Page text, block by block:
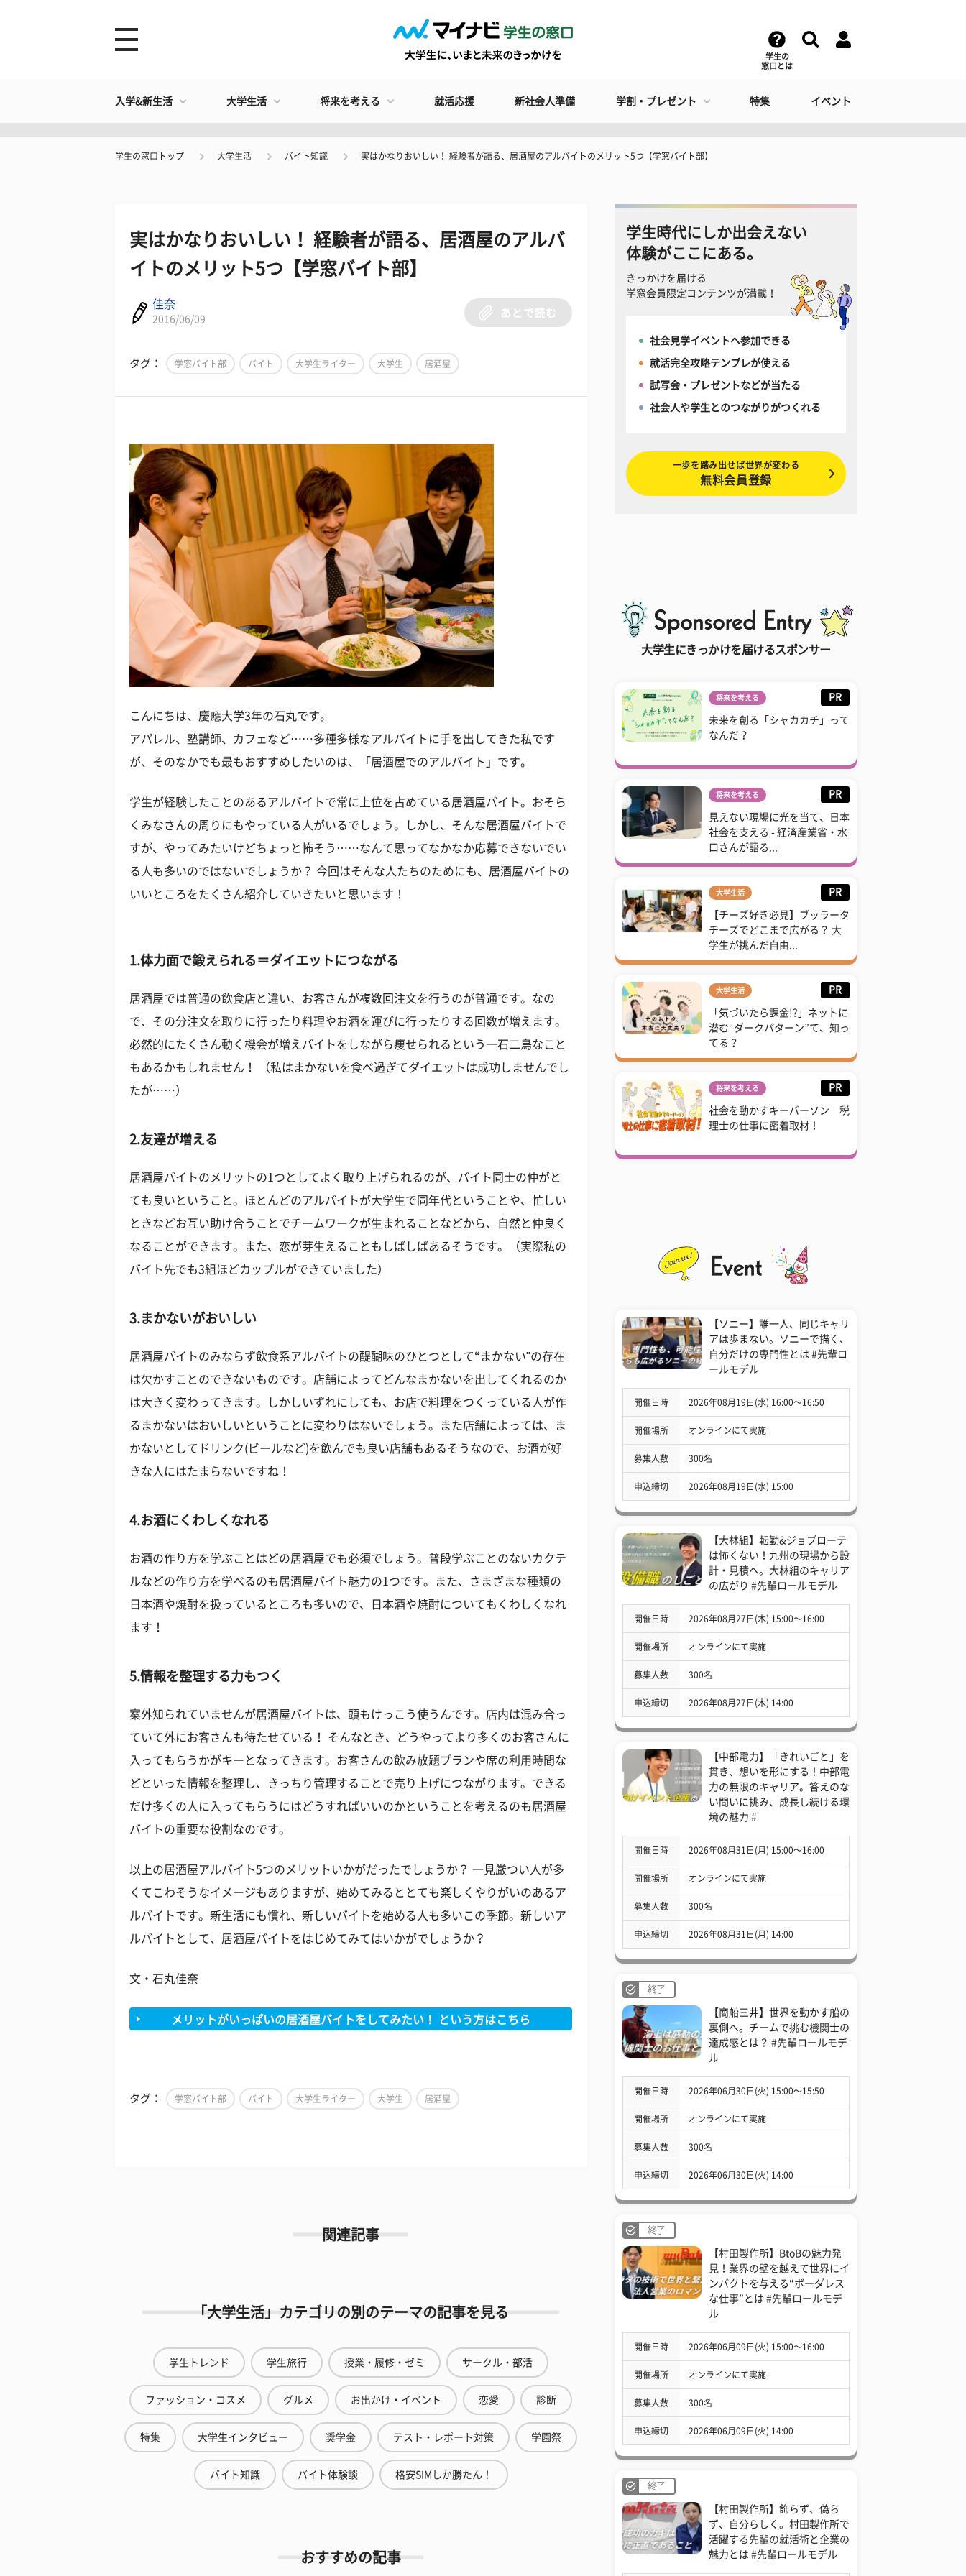
学生の
窓口とは
入学&新生活 大学生活 将来を考える 就活応援 新社会人準備 学割・プレゼント 特集 イベント
学生の窓口トップ 大学生活 バイト知識 実はかなりおいしい！ 経験者が語る、居酒屋のアルバイトのメリット5つ【学窓バイト部】
実はかなりおいしい！ 経験者が語る、居酒屋のアルバ
イトのメリット5つ【学窓バイト部】
佳奈
2016/06/09
あとで読む
タグ： 学窓バイト部 バイト 大学生ライター 大学生 居酒屋
こんにちは、慶應大学3年の石丸です。
アパレル、塾講師、カフェなど……多種多様なアルバイトに手を出してきた私です
が、そのなかでも最もおすすめしたいのは、「居酒屋でのアルバイト」です。
学生が経験したことのあるアルバイトで常に上位を占めている居酒屋バイト。おそら
くみなさんの周りにもやっている人がいるでしょう。しかし、そんな居酒屋バイトで
すが、やってみたいけどちょっと怖そう……なんて思ってなかなか応募できないでい
る人も多いのではないでしょうか？ 今回はそんな人たちのためにも、居酒屋バイトの
いいところをたくさん紹介していきたいと思います！
1.体力面で鍛えられる＝ダイエットにつながる
居酒屋では普通の飲食店と違い、お客さんが複数回注文を行うのが普通です。なの
で、その分注文を取りに行ったり料理やお酒を運びに行ったりする回数が増えます。
必然的にたくさん動く機会が増えバイトをしながら痩せられるという一石二鳥なこと
もあるかもしれません！ （私はまかないを食べ過ぎてダイエットは成功しませんでし
たが……）
2.友達が増える
居酒屋バイトのメリットの1つとしてよく取り上げられるのが、バイト同士の仲がと
ても良いということ。ほとんどのアルバイトが大学生で同年代ということや、忙しい
ときなどお互い助け合うことでチームワークが生まれることなどから、自然と仲良く
なることができます。また、恋が芽生えることもしばしばあるそうです。（実際私の
バイト先でも3組ほどカップルができていました）
3.まかないがおいしい
居酒屋バイトのみならず飲食系アルバイトの醍醐味のひとつとして“まかない"の存在
は欠かすことのできないものです。店舗によってどんなまかないを出してくれるのか
は大きく変わってきます。しかしいずれにしても、お店で料理をつくっている人が作
るまかないはおいしいということに変わりはないでしょう。また店舗によっては、ま
かないとしてドリンク(ビールなど)を飲んでも良い店舗もあるそうなので、お酒が好
きな人にはたまらないですね！
4.お酒にくわしくなれる
お酒の作り方を学ぶことはどの居酒屋でも必須でしょう。普段学ぶことのないカクテ
ルなどの作り方を学べるのも居酒屋バイト魅力の1つです。また、さまざまな種類の
日本酒や焼酎を扱っているところも多いので、日本酒や焼酎についてもくわしくなれ
ます！
5.情報を整理する力もつく
案外知られていませんが居酒屋バイトは、頭もけっこう使うんです。店内は混み合っ
ていて外にお客さんも待たせている！ そんなとき、どうやってより多くのお客さんに
入ってもらうかがキーとなってきます。お客さんの飲み放題プランや席の利用時間な
どといった情報を整理し、きっちり管理することで売り上げにつながります。できる
だけ多くの人に入ってもらうにはどうすればいいのかということを考えるのも居酒屋
バイトの重要な役割なのです。
以上の居酒屋アルバイト5つのメリットいかがだったでしょうか？ 一見厳つい人が多
くてこわそうなイメージもありますが、始めてみるととても楽しくやりがいのあるア
ルバイトです。新生活にも慣れ、新しいバイトを始める人も多いこの季節。新しいア
ルバイトとして、居酒屋バイトをはじめてみてはいかがでしょうか？
文・石丸佳奈
メリットがいっぱいの居酒屋バイトをしてみたい！ という方はこちら
タグ： 学窓バイト部 バイト 大学生ライター 大学生 居酒屋
関連記事
「大学生活」カテゴリの別のテーマの記事を見る
学生トレンド 学生旅行 授業・履修・ゼミ サークル・部活
ファッション・コスメ グルメ お出かけ・イベント 恋愛 診断
特集 大学生インタビュー 奨学金 テスト・レポート対策 学園祭
バイト知識 バイト体験談 格安SIMしか勝たん！
おすすめの記事
学生時代にしか出会えない
体験がここにある。
きっかけを届ける
学窓会員限定コンテンツが満載！
社会見学イベントへ参加できる
就活完全攻略テンプレが使える
試写会・プレゼントなどが当たる
社会人や学生とのつながりがつくれる
一歩を踏み出せば世界が変わる
無料会員登録
大学生にきっかけを届けるスポンサー
将来を考える PR
未来を創る「シャカカチ」って
なんだ？
将来を考える PR
見えない現場に光を当て、日本
社会を支える - 経済産業省・水
口さんが語る...
大学生活 PR
【チーズ好き必見】ブッラータ
チーズでどこまで広がる？ 大
学生が挑んだ自由...
大学生活 PR
「気づいたら課金!?」ネットに
潜む“ダークパターン”て、知っ
てる？
将来を考える PR
社会を動かすキーパーソン 税
理士の仕事に密着取材！
【ソニー】誰一人、同じキャリ
アは歩まない。ソニーで描く、
自分だけの専門性とは #先輩ロ
ールモデル
開催日時 2026年08月19日(水) 16:00〜16:50
開催場所 オンラインにて実施
募集人数 300名
申込締切 2026年08月19日(水) 15:00
【大林組】転勤&ジョブローテ
は怖くない！九州の現場から設
計・見積へ。大林組のキャリア
の広がり #先輩ロールモデル
開催日時 2026年08月27日(木) 15:00〜16:00
開催場所 オンラインにて実施
募集人数 300名
申込締切 2026年08月27日(木) 14:00
【中部電力】「きれいごと」を
貫き、想いを形にする！中部電
力の無限のキャリア。答えのな
い問いに挑み、成長し続ける環
境の魅力 #
開催日時 2026年08月31日(月) 15:00〜16:00
開催場所 オンラインにて実施
募集人数 300名
申込締切 2026年08月31日(月) 14:00
終了
【商船三井】世界を動かす船の
裏側へ。チームで挑む機関士の
達成感とは？ #先輩ロールモデ
ル
開催日時 2026年06月30日(火) 15:00〜15:50
開催場所 オンラインにて実施
募集人数 300名
申込締切 2026年06月30日(火) 14:00
終了
【村田製作所】BtoBの魅力発
見！業界の壁を越えて世界にイ
ンパクトを与える“ボーダレス
な仕事”とは #先輩ロールモデ
ル
開催日時 2026年06月09日(火) 15:00〜16:00
開催場所 オンラインにて実施
募集人数 300名
申込締切 2026年06月09日(火) 14:00
終了
【村田製作所】飾らず、偽ら
ず、自分らしく。村田製作所で
活躍する先輩の就活術と企業の
魅力とは #先輩ロールモデル